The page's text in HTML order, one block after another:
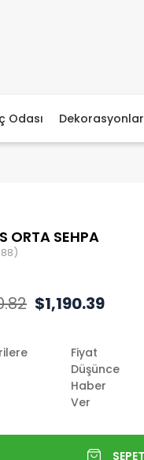
Odası Dekorasyonlar
ORTA SEHPA
$1,190.39
Fiyat
Düşünce
Haber
Ver